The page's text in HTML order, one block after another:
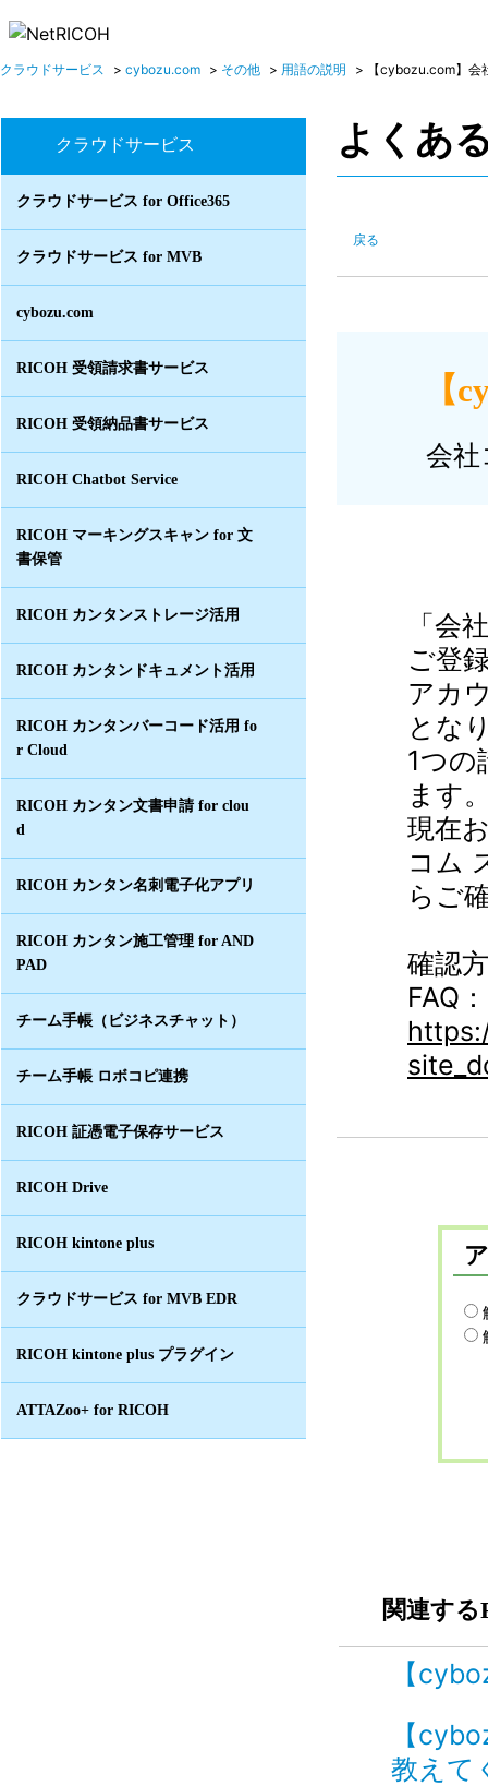
クラウドサービス > cybozu.com > その他 > 用語の説明 > 【cybozu.com】会
クラウドサービス
クラウドサービス for Office365
クラウドサービス for MVB
cybozu.com
RICOH 受領請求書サービス
RICOH 受領納品書サービス
RICOH Chatbot Service
RICOH マーキングスキャン for 文
書保管
RICOH カンタンストレージ活用
RICOH カンタンドキュメント活用
RICOH カンタンバーコード活用 fo
r Cloud
RICOH カンタン文書申請 for clou
d
RICOH カンタン名刺電子化アプリ
RICOH カンタン施工管理 for AND
PAD
チーム手帳（ビジネスチャット）
チーム手帳 ロボコピ連携
RICOH 証憑電子保存サービス
RICOH Drive
RICOH kintone plus
クラウドサービス for MVB EDR
RICOH kintone plus プラグイン
ATTAZoo+ for RICOH
よくあ
戻る
【
会
「会
ご登
アカ
とな
1つの
ます
現在
コム
らご
確認
FAQ：
関連する
【
【
教え